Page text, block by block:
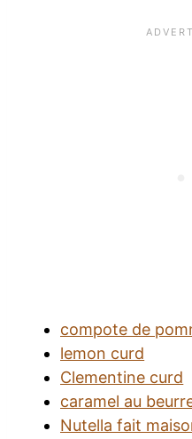
compote de
lemon curd
Clementine curd
caramel au
Nutella fait